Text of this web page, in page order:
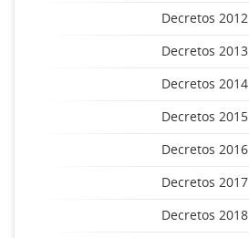
Decretos 2012
Decretos 2013
Decretos 2014
Decretos 2015
Decretos 2016
Decretos 2017
Decretos 2018